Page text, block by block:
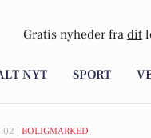
Gratis nyheder fra dit
NYT SPORT
| BOLIGMARKED